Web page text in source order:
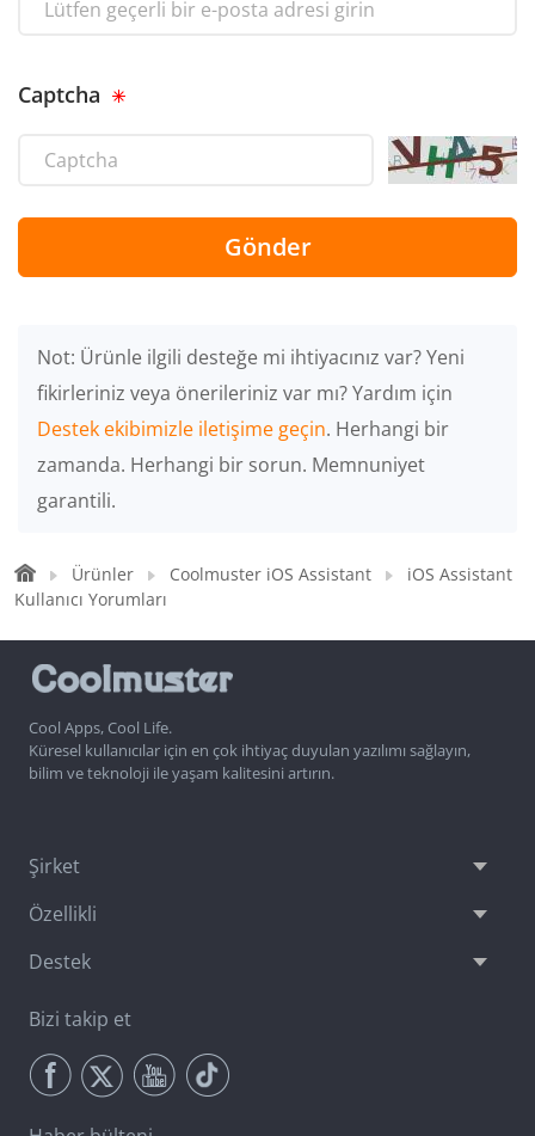
Captcha
Gönder
Not: Ürünle ilgili desteğe mi ihtiyacınız var? Yeni
fikirleriniz veya önerileriniz var mı? Yardım için
Destek ekibimizle iletişime geçin. Herhangi bir
zamanda. Herhangi bir sorun. Memnuniyet
garantili.
Ürünler Coolmuster iOS Assistant
iOS Assistant
Kullanıcı Yorumları
Cool Apps, Cool Life.
Küresel kullanıcılar için en çok ihtiyaç duyulan yazılımı sağlayın,
bilim ve teknoloji ile yaşam kalitesini artırın.
Şirket
Özellikli
Destek
Bizi takip et